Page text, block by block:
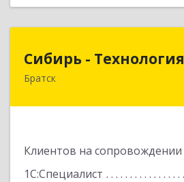
Сибирь - Технология
Братск
Клиентов на сопровождении
1С:Специалист